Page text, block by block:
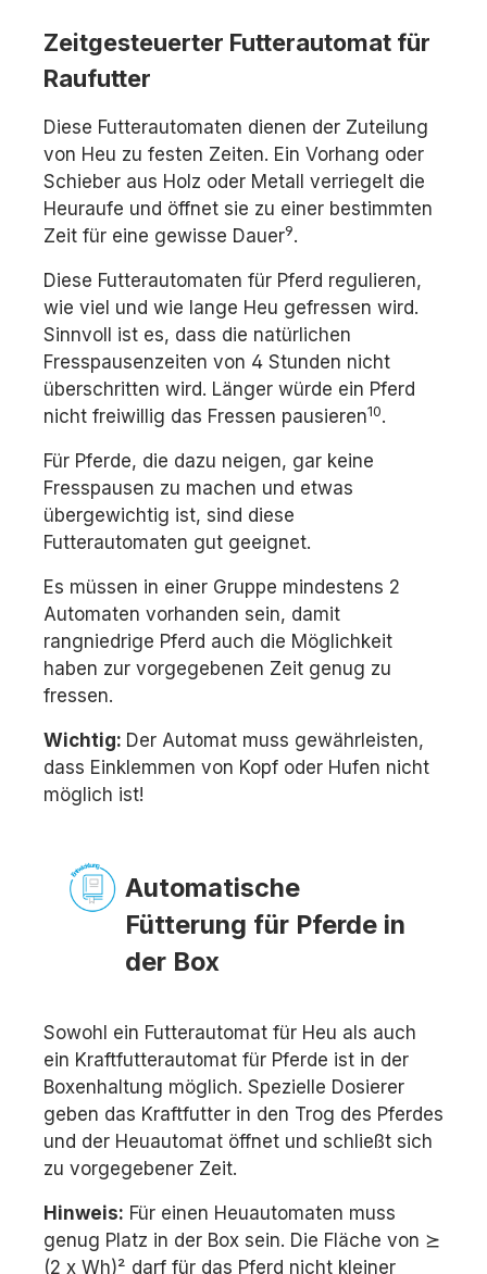
Zeitgesteuerter Futterautomat für
Raufutter
Diese Futterautomaten dienen der Zuteilung
von Heu zu festen Zeiten. Ein Vorhang oder
Schieber aus Holz oder Metall verriegelt die
Heuraufe und öffnet sie zu einer bestimmten
Zeit für eine gewisse Dauer9.
Diese Futterautomaten für Pferd regulieren,
wie viel und wie lange Heu gefressen wird.
Sinnvoll ist es, dass die natürlichen
Fresspausenzeiten von 4 Stunden nicht
überschritten wird. Länger würde ein Pferd
nicht freiwillig das Fressen pausieren10.
Für Pferde, die dazu neigen, gar keine
Fresspausen zu machen und etwas
übergewichtig ist, sind diese
Futterautomaten gut geeignet.
Es müssen in einer Gruppe mindestens 2
Automaten vorhanden sein, damit
rangniedrige Pferd auch die Möglichkeit
haben zur vorgegebenen Zeit genug zu
fressen.
Wichtig: Der Automat muss gewährleisten,
dass Einklemmen von Kopf oder Hufen nicht
möglich ist!
Automatische
Fütterung für Pferde in
der Box
Sowohl ein Futterautomat für Heu als auch
ein Kraftfutterautomat für Pferde ist in der
Boxenhaltung möglich. Spezielle Dosierer
geben das Kraftfutter in den Trog des Pferdes
und der Heuautomat öffnet und schließt sich
zu vorgegebener Zeit.
Hinweis: Für einen Heuautomaten muss
genug Platz in der Box sein. Die Fläche von ⪰
(2 x Wh)² darf für das Pferd nicht kleiner